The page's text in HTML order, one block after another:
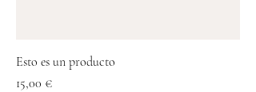
Esto es un producto
Precio
15,00 €